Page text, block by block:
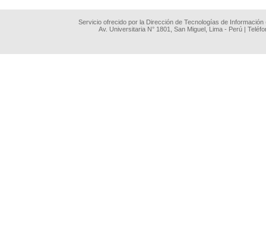
Servicio ofrecido por la Dirección de Tecnologías de
Av. Universitaria N° 1801, San Miguel, Lima - Perú |